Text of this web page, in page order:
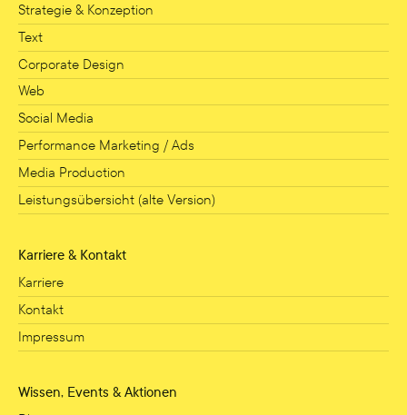
Strategie & Konzeption
Text
Corporate Design
Web
Social Media
Performance Marketing / Ads
Media Production
Leistungsübersicht (alte Version)
Karriere & Kontakt
Karriere
Kontakt
Impressum
Wissen, Events & Aktionen